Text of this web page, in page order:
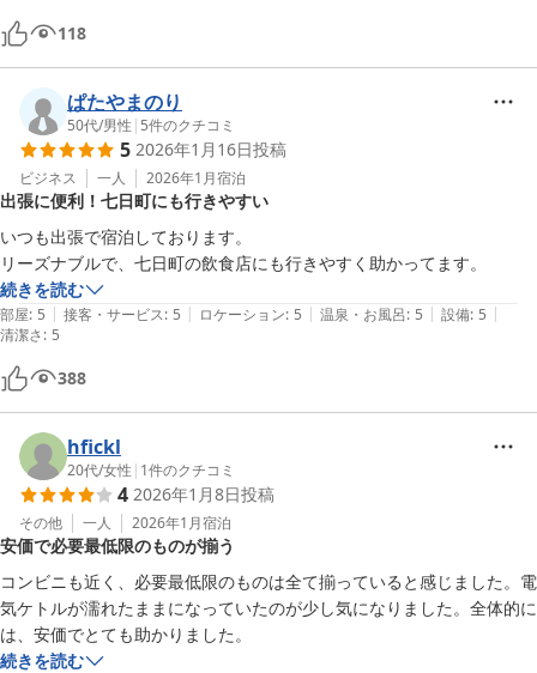
・駐車場も混みで設定あると良いです。
118
ぱたやまのり
50代/男性 | 5件のクチコミ
5 2026年1月16日投稿
ビジネス 一人 2026年1月宿泊
出張に便利！七日町にも行きやすい
いつも出張で宿泊しております。
リーズナブルで、七日町の飲食店にも行きやすく助かってます。
続きを読む
部屋: 5 | 接客・サービス: 5 | ロケーション: 5 | 温泉・お風呂: 5 | 設備: 5 |
清潔さ: 5
388
hfickl
20代/女性 | 1件のクチコミ
4 2026年1月8日投稿
その他 一人 2026年1月宿泊
安価で必要最低限のものが揃う
コンビニも近く、必要最低限のものは全て揃っていると感じました。電
気ケトルが濡れたままになっていたのが少し気になりました。全体的に
は、安価でとても助かりました。
続きを読む